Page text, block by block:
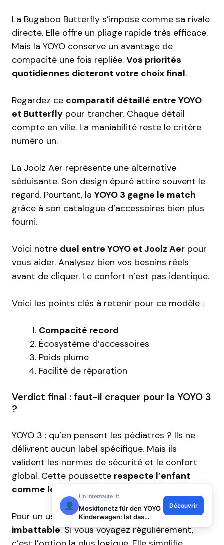
La Bugaboo Butterfly s’impose comme sa rivale
directe. Elle offre un pliage rapide très efficace.
Mais la YOYO conserve un avantage de
compacité une fois repliée. Vos priorités
quotidiennes dicteront votre choix final.
Regardez ce comparatif détaillé entre YOYO
et Butterfly pour trancher. Chaque détail
compte en ville. La maniabilité reste le critère
numéro un.
La Joolz Aer représente une alternative
séduisante. Son design épuré attire souvent le
regard. Pourtant, la YOYO 3 gagne le match
grâce à son catalogue d’accessoires bien plus
fourni.
Voici notre duel entre YOYO et Joolz Aer pour
vous aider. Analysez bien vos besoins réels
avant de cliquer. Le confort n’est pas identique.
Voici les points clés à retenir pour ce modèle :
Compacité record
Écosystème d’accessoires
Poids plume
Facilité de réparation
Verdict final : faut-il craquer pour la YOYO 3
?
YOYO 3 : qu’en pensent les pédiatres ? Ils ne
délivrent aucun label spécifique. Mais ils
valident les normes de sécurité et le confort
global. Cette poussette respecte l’enfant
comme le parent
Pour un usage urbain intensif, elle
demeure
imbattable. Si vous voyagez régulièrement,
Moskitonetz für den YOYO
Kinderwagen: Ist das
Zubehör wirklich nützlich?
Découvrir